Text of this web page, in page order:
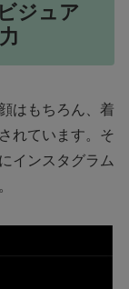
ジュア
はもちろん、着
れています。そ
インスタグラム